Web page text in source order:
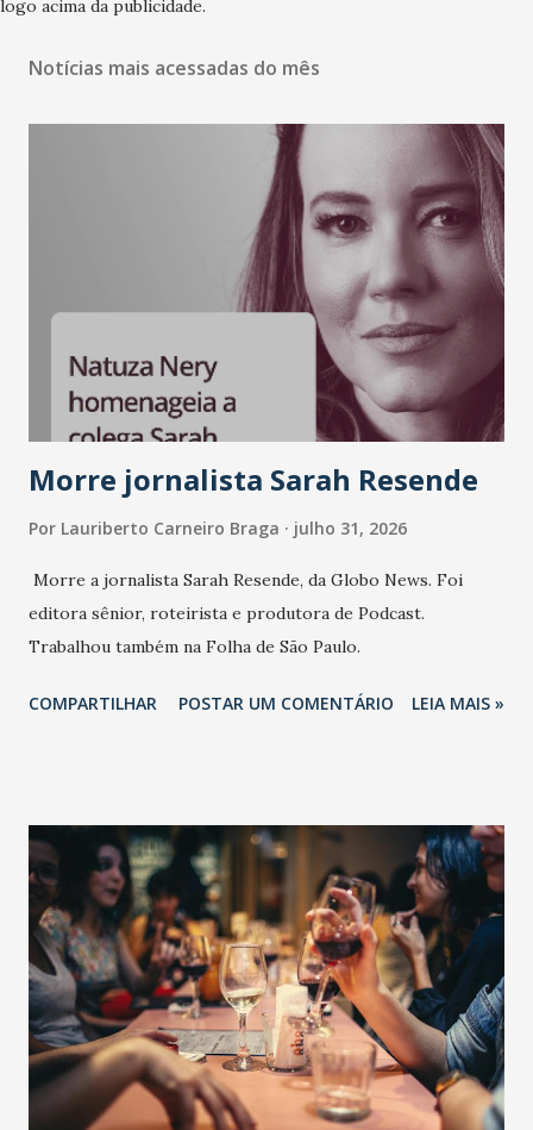
logo acima da publicidade.
Notícias mais acessadas do mês
Morre jornalista Sarah Resende
Por Lauriberto Carneiro Braga julho 31, 2026
Morre a jornalista Sarah Resende, da Globo News. Foi
editora sênior, roteirista e produtora de Podcast.
Trabalhou também na Folha de São Paulo.
COMPARTILHAR POSTAR UM COMENTÁRIO LEIA MAIS »